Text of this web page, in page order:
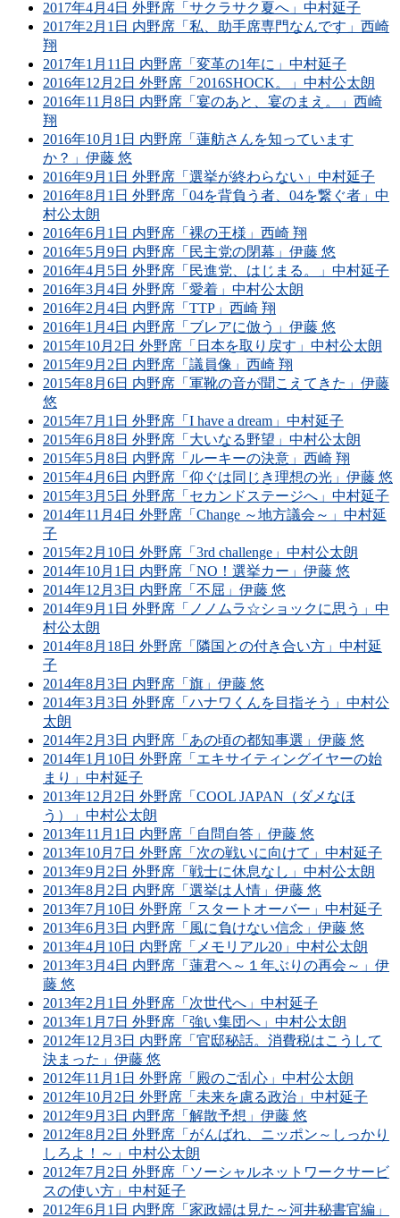
2017年4月4日 外野席「サクラサク夏へ」中村延子
2017年2月1日 内野席「私、助手席専門なんです」西崎
翔
2017年1月11日 内野席「変革の1年に」中村延子
2016年12月2日 外野席「2016SHOCK。」中村公太朗
2016年11月8日 内野席「宴のあと、宴のまえ。」西崎
翔
2016年10月1日 内野席「蓮舫さんを知っています
か？」伊藤 悠
2016年9月1日 外野席「選挙が終わらない」中村延子
2016年8月1日 外野席「04を背負う者、04を繋ぐ者」中
村公太朗
2016年6月1日 内野席「裸の王様」西崎 翔
2016年5月9日 内野席「民主党の閉幕」伊藤 悠
2016年4月5日 外野席「民進党、はじまる。」中村延子
2016年3月4日 外野席「愛着」中村公太朗
2016年2月4日 内野席「TTP」西崎 翔
2016年1月4日 内野席「ブレアに倣う」伊藤 悠
2015年10月2日 外野席「日本を取り戻す」中村公太朗
2015年9月2日 内野席「議員像」西崎 翔
2015年8月6日 内野席「軍靴の音が聞こえてきた」伊藤
悠
2015年7月1日 外野席「I have a dream」中村延子
2015年6月8日 外野席「大いなる野望」中村公太朗
2015年5月8日 内野席「ルーキーの決意」西崎 翔
2015年4月6日 内野席「仰ぐは同じき理想の光」伊藤 悠
2015年3月5日 外野席「セカンドステージへ」中村延子
2014年11月4日 外野席「Change ～地方議会～」中村延
子
2015年2月10日 外野席「3rd challenge」中村公太朗
2014年10月1日 内野席「NO！選挙カー」伊藤 悠
2014年12月3日 内野席「不屈」伊藤 悠
2014年9月1日 外野席「ノノムラ☆ショックに思う」中
村公太朗
2014年8月18日 外野席「隣国との付き合い方」中村延
子
2014年8月3日 内野席「旗」伊藤 悠
2014年3月3日 外野席「ハナワくんを目指そう」中村公
太朗
2014年2月3日 内野席「あの頃の都知事選」伊藤 悠
2014年1月10日 外野席「エキサイティングイヤーの始
まり」中村延子
2013年12月2日 外野席「COOL JAPAN（ダメなほ
う）」中村公太朗
2013年11月1日 内野席「自問自答」伊藤 悠
2013年10月7日 外野席「次の戦いに向けて」中村延子
2013年9月2日 外野席「戦士に休息なし」中村公太朗
2013年8月2日 内野席「選挙は人情」伊藤 悠
2013年7月10日 外野席「スタートオーバー」中村延子
2013年6月3日 内野席「風に負けない信念」伊藤 悠
2013年4月10日 内野席「メモリアル20」中村公太朗
2013年3月4日 内野席「蓮君ヘ～１年ぶりの再会～」伊
藤 悠
2013年2月1日 外野席「次世代へ」中村延子
2013年1月7日 外野席「強い集団へ」中村公太朗
2012年12月3日 内野席「官邸秘話。消費税はこうして
決まった」伊藤 悠
2012年11月1日 外野席「殿のご乱心」中村公太朗
2012年10月2日 外野席「未来を慮る政治」中村延子
2012年9月3日 内野席「解散予想」伊藤 悠
2012年8月2日 外野席「がんばれ、ニッポン～しっかり
しろよ！～」中村公太朗
2012年7月2日 外野席「ソーシャルネットワークサービ
スの使い方」中村延子
2012年6月1日 内野席「家政婦は見た～河井秘書官編」